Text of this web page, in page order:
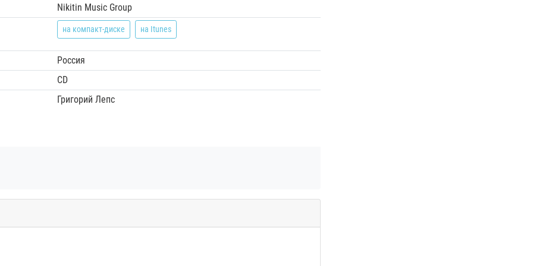
Nikitin Music Group
на компакт-диске на Itunes
Россия
CD
Григорий Лепс